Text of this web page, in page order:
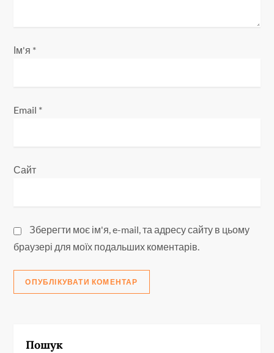
Ім'я *
Email *
Сайт
Зберегти моє ім'я, e-mail, та адресу сайту в цьому
браузері для моїх подальших коментарів.
Пошук